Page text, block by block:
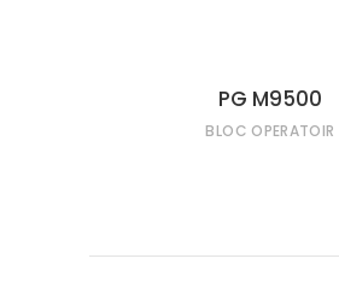
PG M9500
BLOC OPERATOIR